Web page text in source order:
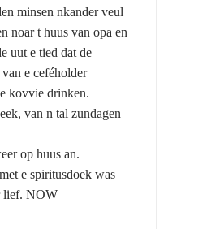
minsen nkander veul
noar t huus van opa en
uut e tied dat de
e ceféholder
kovvie drinken.
van n tal zundagen
op huus an.
e spiritusdoek was
lief. NOW